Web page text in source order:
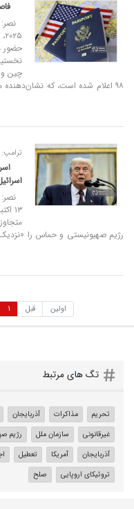
چین و
۹۸ اعلام شده است، که نشان‌دهنده محدودیت‌های سفر برای شهروندان ایرانی است.
ترامپ:
۱۳
رژیم صهیونیستی و حماس را
اولین قبل 1
تگ های مرتبط
تحریم‌ مذاکرات آذربایجان
غیرقانونی
سازمان ملل رژیم
آذربایجان
آمریکا تعطیل
تروئیکای اروپایی
صلح